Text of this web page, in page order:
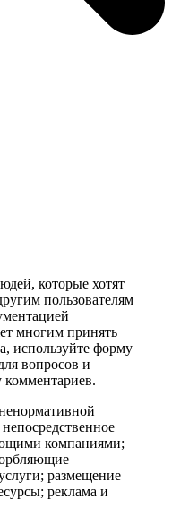
которые хотят
пользователям
многим принять
используйте форму
вопросов и
компаниями;
размещение
реклама и